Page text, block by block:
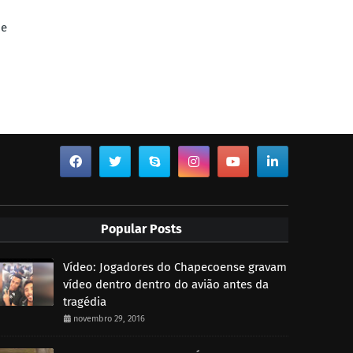
Popular Posts
Vídeo: Jogadores do Chapecoense gravam
vídeo dentro dentro do avião antes da
tragédia
novembro 29, 2016